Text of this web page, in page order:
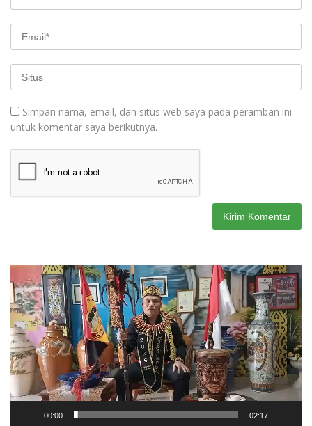
Simpan nama, email, dan situs web saya pada peramban ini
untuk komentar saya berikutnya.
Pemutar
Video
00:00 02:17